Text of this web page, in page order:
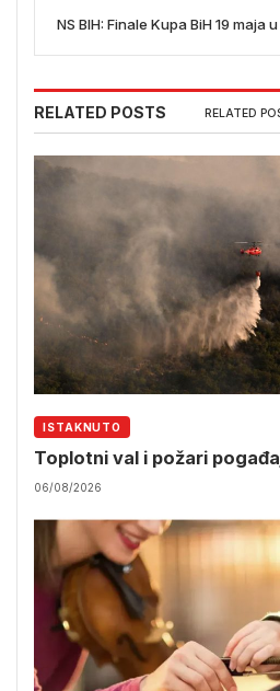
NS BIH: Finale Kupa BiH 19 maja
RELATED POSTS RELATED
ISTAKNUTO
Toplotni val i požari
06/08/2026